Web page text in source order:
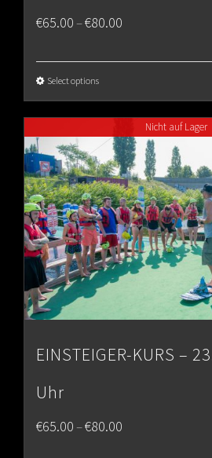
€65.00–€80.00
€80.00
Select options
Nicht auf Lager
EINSTEIGER-KURS –
Uhr
€65.00–€80.00